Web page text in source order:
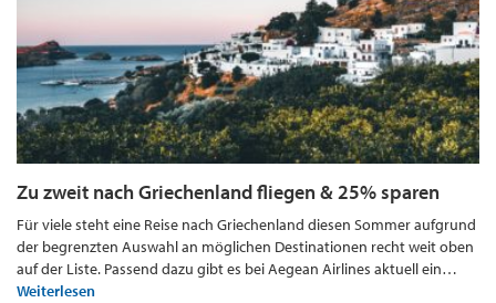
Zu zweit nach Griechenland fliegen & 25% sparen
Für viele steht eine Reise nach Griechenland diesen Sommer aufgrund
der begrenzten Auswahl an möglichen Destinationen recht weit oben
auf der Liste. Passend dazu gibt es bei Aegean Airlines aktuell ein…
Weiterlesen